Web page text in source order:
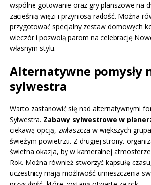
wspólne gotowanie oraz gry planszowe na
zacieśnią więzi i przyniosą radość. Można
przygotować specjalny zestaw domowych
wieczór i pozwolą parom na celebrację
własnym stylu.
Alternatywne pomysły
sylwestra
Warto zastanowić się nad alternatywnymi
Sylwestra. Zabawy sylwestrowe w
ciekawą opcją, zwłaszcza w większych
świeżym powietrzu. Z drugiej strony,
świetna okazja, by w kameralnej
Rok. Można również stworzyć kapsułę
uczestnicy mają możliwość umieszczenia